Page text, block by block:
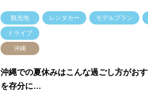
観光地 レンタカー モデルプラン
ドライブ
沖縄
沖縄での夏休みはこんな過ごし方がお
を存分に…